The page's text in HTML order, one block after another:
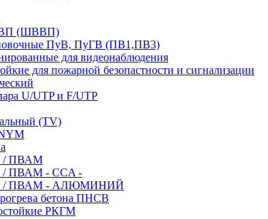
(ШВВП)
ПуВ, ПуГВ (ПВ1,ПВ3)
для видеонаблюдения
для пожарной безопастности и сигнализации
U/UTP и F/UTP
(TV)
/ ПВАМ
/ ПВАМ - CCA -
/ ПВАМ - АЛЮМИНИЙ
бетона ПНСВ
РКГМ